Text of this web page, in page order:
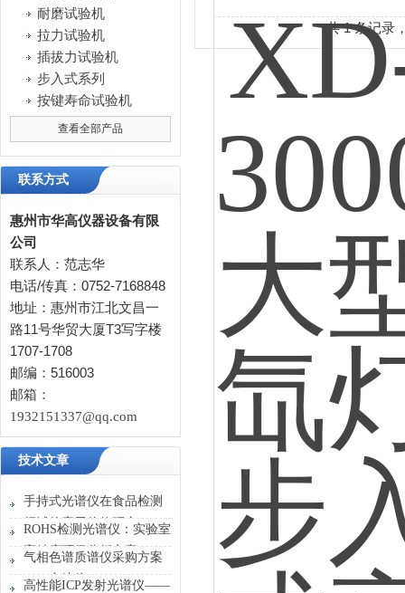
耐磨试验机
拉力试验机
插拔力试验机
步入式系列
按键寿命试验机
查看全部产品
联系方式
惠州市华高仪器设备有限
公司
联系人：范志华
电话/传真：0752-7168848
地址：惠州市江北文昌一
路11号华贸大厦T3写字楼
1707-1708
邮编：516003
邮箱：
1932151337@qq.com
技术文章
手持式光谱仪在食品检测
领域的应用价值研究
ROHS检测光谱仪：实验室
高精度环保分析方案
气相色谱质谱仪采购方案
——安捷伦5977C
高性能ICP发射光谱仪——
共 1 条记录